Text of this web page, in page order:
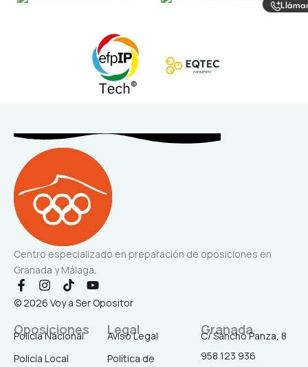
Centro especializado en preparación de oposiciones en
Granada y Málaga.
F
a
c
b
o
o
I
n
s
a
g
r
T
i
k
o
k
Y
o
u
© 2026 Voy a Ser Opositor
Oposiciones
Policía Nacional
Policía Local
Legal
Aviso Legal
Política de
Granada
C/ Sancho Panza, 8
958 123 936